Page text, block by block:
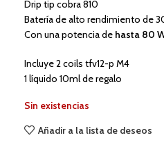
Drip tip cobra 810
Batería de alto rendimiento de
Con una potencia de hasta 80
Incluye 2 coils tfv12-p M4
1 líquido 10ml de regalo
Sin existencias
Añadir a la lista de deseos